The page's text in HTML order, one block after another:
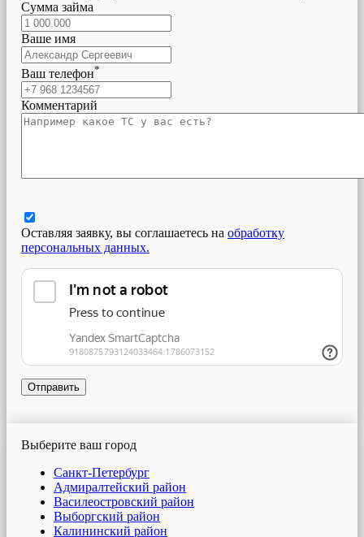
Сумма займа
Ваше имя
Ваш телефон*
Комментарий
Оставляя заявку, вы соглашаетесь на обработку
персональных данных.
Отправить
Выберите ваш город
Санкт-Петербург
Адмиралтейский район
Василеостровский район
Выборгский район
Калининский район